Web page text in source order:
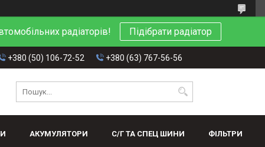
радіаторів! Підібрати радіатор
+380 (50) 106-72-52 +380 (63) 767-56-56
АКУМУЛЯТОРИ С/Г ТА СПЕЦ ШИНИ ФІЛЬТРИ